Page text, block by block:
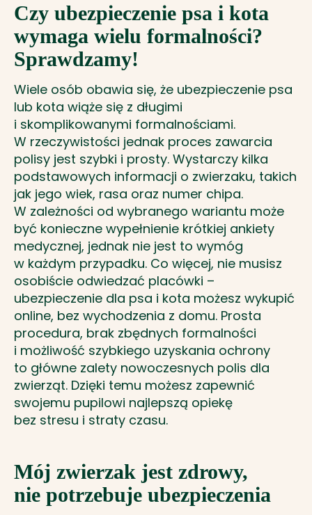
Czy ubezpieczenie psa i kota
wymaga wielu formalności?
Sprawdzamy!
Wiele osób obawia się, że ubezpieczenie psa
lub kota wiąże się z długimi
i skomplikowanymi formalnościami.
W rzeczywistości jednak proces zawarcia
polisy jest szybki i prosty. Wystarczy kilka
podstawowych informacji o zwierzaku, takich
jak jego wiek, rasa oraz numer chipa.
W zależności od wybranego wariantu może
być konieczne wypełnienie krótkiej ankiety
medycznej, jednak nie jest to wymóg
w każdym przypadku. Co więcej, nie musisz
osobiście odwiedzać placówki –
ubezpieczenie dla psa i kota możesz wykupić
online, bez wychodzenia z domu. Prosta
procedura, brak zbędnych formalności
i możliwość szybkiego uzyskania ochrony
to główne zalety nowoczesnych polis dla
zwierząt. Dzięki temu możesz zapewnić
swojemu pupilowi najlepszą opiekę
bez stresu i straty czasu.
Mój zwierzak jest zdrowy,
nie potrzebuje ubezpieczenia